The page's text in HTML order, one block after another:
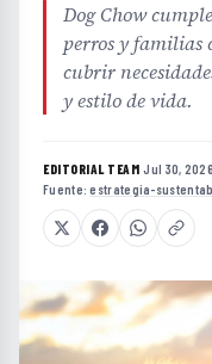
Dog Chow
perros y familias
cubrir
y estilo de vida.
EDITORIAL TEAM·Jul 30, 2026
Fuente:estrategia-